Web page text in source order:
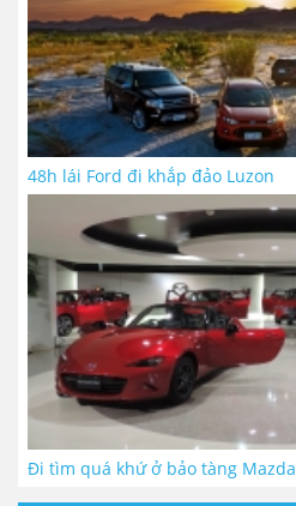
48h lái Ford đi khắp đảo Luzon
Đi tìm quá khứ ở bảo tàng Mazda